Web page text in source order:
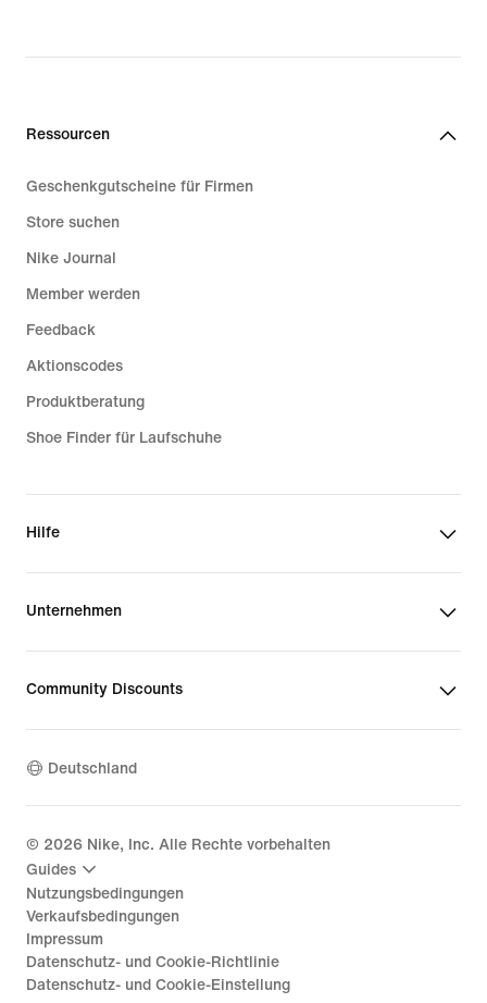
Ressourcen
Geschenkgutscheine für Firmen
Store suchen
Nike Journal
Member werden
Feedback
Aktionscodes
Produktberatung
Shoe Finder für Laufschuhe
Hilfe
Unternehmen
Community Discounts
Deutschland
© 2026 Nike, Inc. Alle Rechte vorbehalten
Guides
Nutzungsbedingungen
Verkaufsbedingungen
Impressum
Datenschutz- und Cookie-Richtlinie
Datenschutz- und Cookie-Einstellung